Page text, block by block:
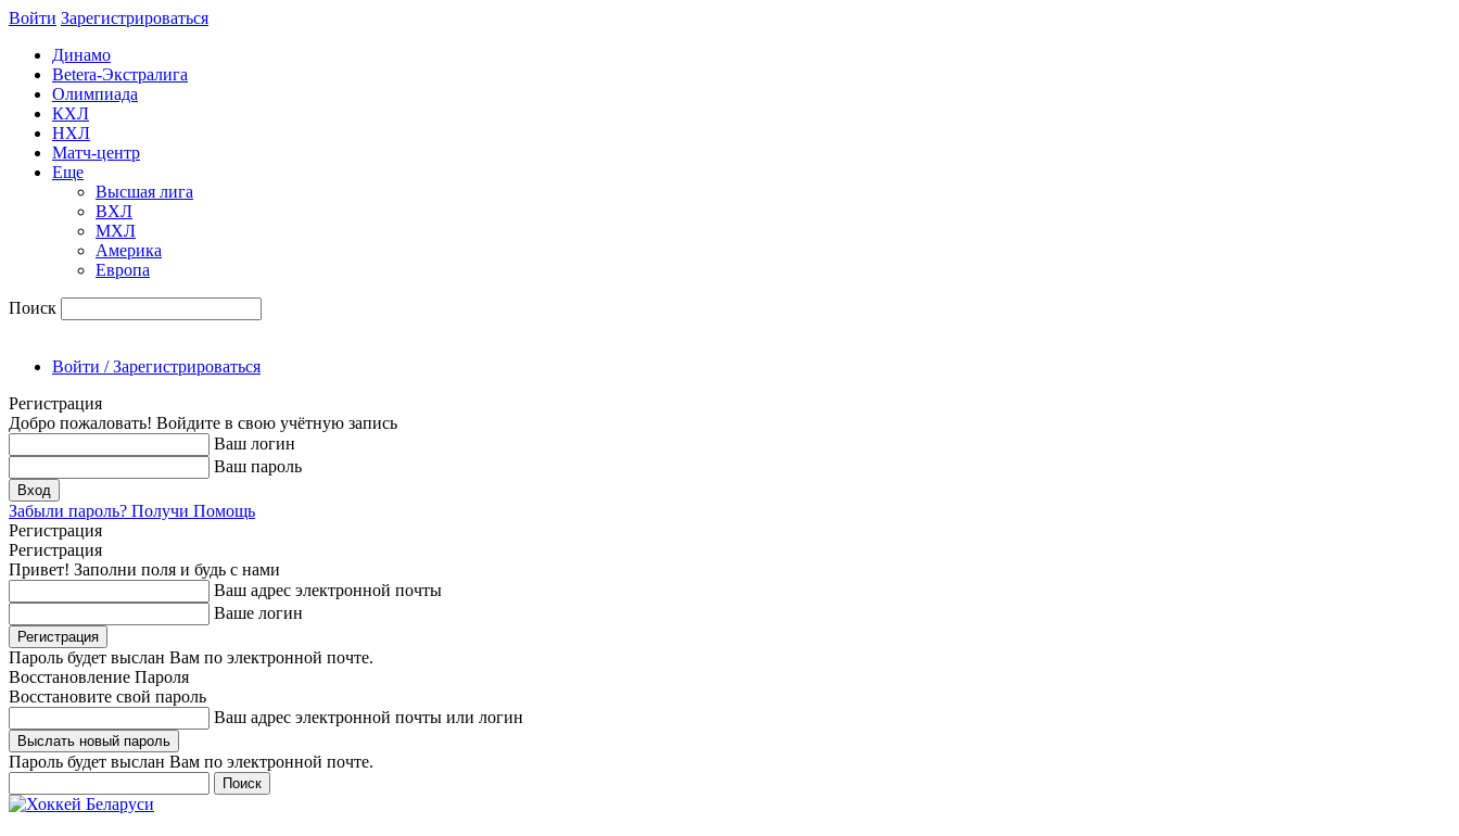
Войти Зарегиcтрироваться
Динамо
Betera-Экстралига
Олимпиада
КХЛ
НХЛ
Матч-центр
Еще
Высшая лига
ВХЛ
МХЛ
Америка
Европа
Поиск
Войти / Зарегистрироваться
Регистрация
Добро пожаловать! Войдите в свою учётную запись
Ваш логин
Ваш пароль
Забыли пароль? Получи Помощь
Регистрация
Регистрация
Привет! Заполни поля и будь с нами
Ваш адрес электронной почты
Ваше логин
Пароль будет выслан Вам по электронной почте.
Восстановление Пароля
Восстановите свой пароль
Ваш адрес электронной почты или логин
Пароль будет выслан Вам по электронной почте.